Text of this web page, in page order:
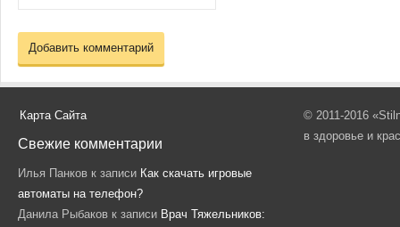
Карта Сайта
Свежие комментарии
Илья Панков к записи Как скачать игровые
автоматы на телефон?
Данила Рыбаков к записи Врач Тяжельников:
© 2011-2016
в здоровье и